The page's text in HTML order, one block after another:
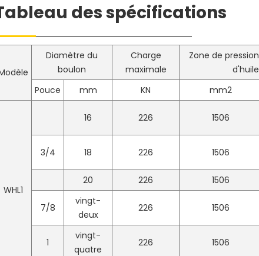
des spécifications
Diamètre du
boulon
Charge
maximale
Zone de pression
d'huile
Pouce mm KN mm2
WHL1
16 226 1506
3/4 18 226 1506
20 226 1506
7/8
vingt-
deux
226 1506
1
vingt-
quatre
226 1506